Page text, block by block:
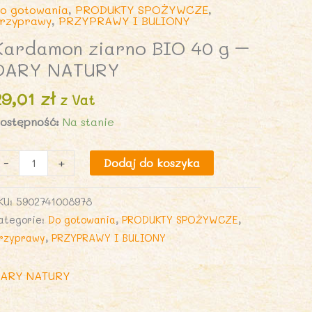
gotowania, PRODUKTY SPOŻYWCZE,
, PRZYPRAWY I BULIONY
ziarno BIO 40 g –
NATURY
zł z Vat
Na stanie
- + Dodaj do koszyka
5902741008978
Do gotowania,PRODUKTY SPOŻYWCZE,
,PRZYPRAWY I BULIONY
NATURY